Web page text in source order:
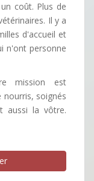
coût. Plus de
Il y a
d'accueil et
n'ont personne
mission est
soignés
aussi la vôtre.